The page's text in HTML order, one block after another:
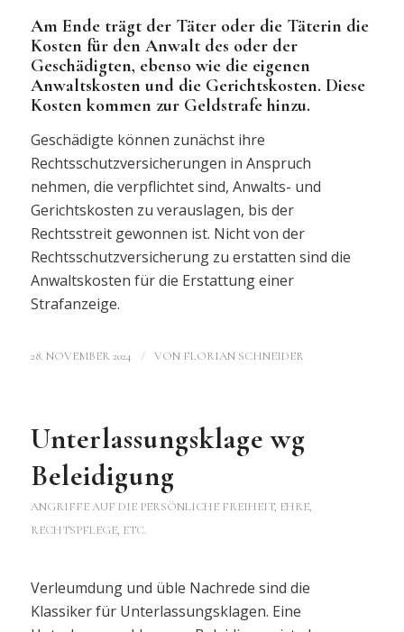
Am Ende trägt der Täter oder die Täterin die
Kosten für den Anwalt des oder der
Geschädigten, ebenso wie die eigenen
Anwaltskosten und die Gerichtskosten. Diese
Kosten kommen zur Geldstrafe hinzu.
Geschädigte können zunächst ihre
Rechtsschutzversicherungen in Anspruch
nehmen, die verpflichtet sind, Anwalts- und
Gerichtskosten zu verauslagen, bis der
Rechtsstreit gewonnen ist. Nicht von der
Rechtsschutzversicherung zu erstatten sind die
Anwaltskosten für die Erstattung einer
Strafanzeige.
28. NOVEMBER 2024 / VON FLORIAN SCHNEIDER
Unterlassungsklage wg
Beleidigung
ANGRIFFE AUF DIE PERSÖNLICHE FREIHEIT, EHRE,
RECHTSPFLEGE, ETC.
Verleumdung und üble Nachrede sind die
Klassiker für Unterlassungsklagen. Eine